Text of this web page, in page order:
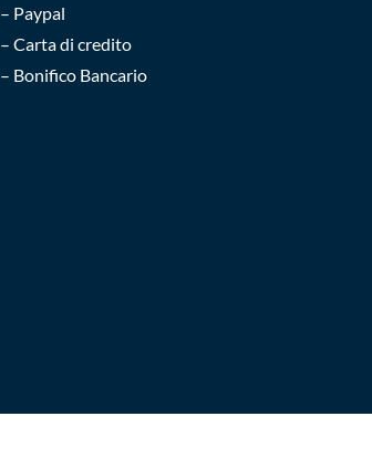
– Paypal
– Carta di credito
– Bonifico Bancario